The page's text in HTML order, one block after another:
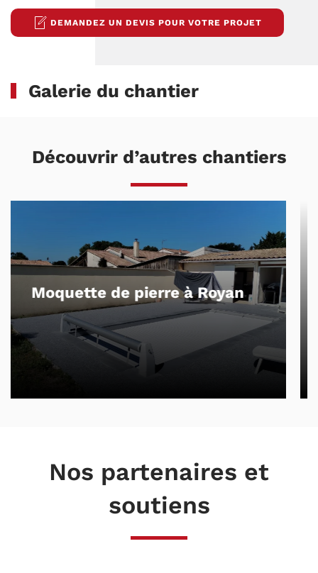
DEMANDEZ UN DEVIS POUR VOTRE PROJET
Galerie du chantier
Découvrir d’autres chantiers
Béton drainant et dalles sur plots
à Royan
Nos partenaires et
soutiens